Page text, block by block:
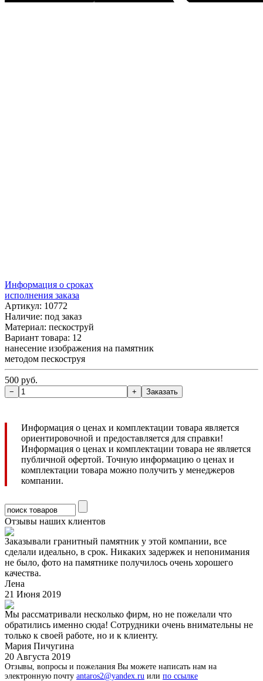
Информация о сроках
исполнения заказа
Артикул: 10772
Наличие: под заказ
Материал: пескоструй
Вариант товара: 12
нанесение изображения на памятник
методом пескоструя
500 руб.
Информация о ценах и комплектации товара является
ориентировочной и предоставляется для справки!
Информация о ценах и комплектации товара не является
публичной офертой. Точную информацию о ценах и
комплектации товара можно получить у менеджеров
компании.
Отзывы наших клиентов
Заказывали гранитный памятник у этой компании, все
сделали идеально, в срок. Никаких задержек и непонимания
не было, фото на памятнике получилось очень хорошего
качества.
Лена
21 Июня 2019
Мы рассматривали несколько фирм, но не пожелали что
обратились именно сюда! Сотрудники очень внимательны не
только к своей работе, но и к клиенту.
Мария Пичугина
20 Августа 2019
Отзывы, вопросы и пожелания Вы можете написать нам на
электронную почту antaros2@yandex.ru или по ссылке